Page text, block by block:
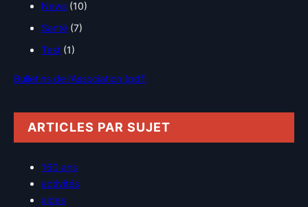
News (10)
Santé (7)
Test (1)
Bulletins de l’Association (pdf)
ARTICLES PAR SUJET
160 ans
activités
aides